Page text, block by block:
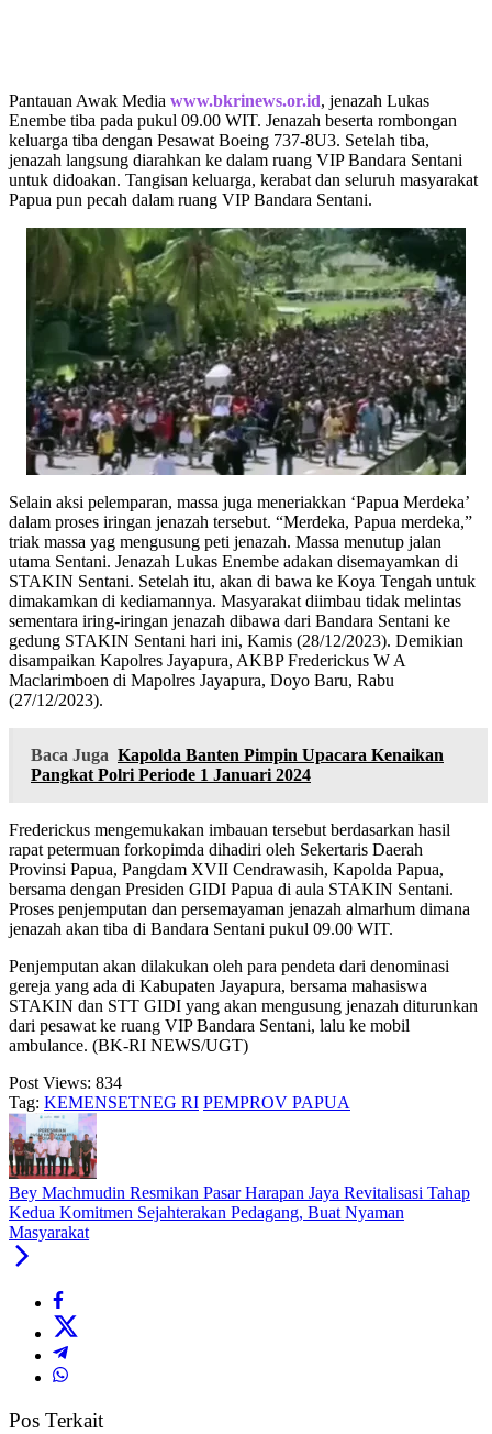
Pantauan Awak Media www.bkrinews.or.id, jenazah Lukas
Enembe tiba pada pukul 09.00 WIT. Jenazah beserta rombongan
keluarga tiba dengan Pesawat Boeing 737-8U3. Setelah tiba,
jenazah langsung diarahkan ke dalam ruang VIP Bandara Sentani
untuk didoakan. Tangisan keluarga, kerabat dan seluruh masyarakat
Papua pun pecah dalam ruang VIP Bandara Sentani.
Selain aksi pelemparan, massa juga meneriakkan ‘Papua Merdeka’
dalam proses iringan jenazah tersebut. “Merdeka, Papua merdeka,”
triak massa yag mengusung peti jenazah. Massa menutup jalan
utama Sentani. Jenazah Lukas Enembe adakan disemayamkan di
STAKIN Sentani. Setelah itu, akan di bawa ke Koya Tengah untuk
dimakamkan di kediamannya. Masyarakat diimbau tidak melintas
sementara iring-iringan jenazah dibawa dari Bandara Sentani ke
gedung STAKIN Sentani hari ini, Kamis (28/12/2023). Demikian
disampaikan Kapolres Jayapura, AKBP Frederickus W A
Maclarimboen di Mapolres Jayapura, Doyo Baru, Rabu
(27/12/2023).
Baca Juga Kapolda Banten Pimpin Upacara Kenaikan
Pangkat Polri Periode 1 Januari 2024
Frederickus mengemukakan imbauan tersebut berdasarkan hasil
rapat petermuan forkopimda dihadiri oleh Sekertaris Daerah
Provinsi Papua, Pangdam XVII Cendrawasih, Kapolda Papua,
bersama dengan Presiden GIDI Papua di aula STAKIN Sentani.
Proses penjemputan dan persemayaman jenazah almarhum dimana
jenazah akan tiba di Bandara Sentani pukul 09.00 WIT.
Penjemputan akan dilakukan oleh para pendeta dari denominasi
gereja yang ada di Kabupaten Jayapura, bersama mahasiswa
STAKIN dan STT GIDI yang akan mengusung jenazah diturunkan
dari pesawat ke ruang VIP Bandara Sentani, lalu ke mobil
ambulance. (BK-RI NEWS/UGT)
Post Views: 834
Tag: KEMENSETNEG RI PEMPROV PAPUA
Bey Machmudin Resmikan Pasar Harapan Jaya Revitalisasi Tahap
Kedua Komitmen Sejahterakan Pedagang, Buat Nyaman
Masyarakat
Pos Terkait